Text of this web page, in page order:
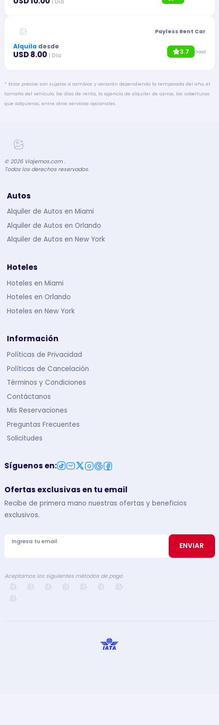
| Día
Payless Rent Car
Alquila desde
USD 8.00 | Día 3.7 Good
* Estos precios son sujetos a cambios y variarán dependiendo la temporada del año, el
tamaño del vehículo, los días de renta, la agencia de alquiler de carros, las coberturas
que adquieras, entre otros servicios opcionales.
© 2026Viajemos.com .
Todos los derechos reservados.
Autos
Alquiler de Autos en Miami
Alquiler de Autos en Orlando
Alquiler de Autos en New York
Hoteles
Hoteles en Miami
Hoteles en Orlando
Hoteles en New York
Información
Políticas de Privacidad
Políticas de Cancelación
Términos y Condiciones
Contáctanos
Mis Reservaciones
Preguntas Frecuentes
Solicitudes
Síguenos en:
Ofertas exclusivas en tu email
Recibe de primera mano nuestras ofertas y beneficios
exclusivos.
Ingresa tu email
ENVIAR
Aceptamos los siguientes métodos de pago